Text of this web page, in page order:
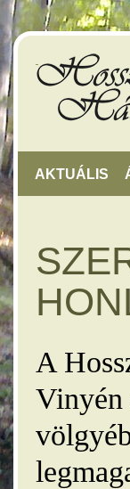
AKTUÁLIS
A
Vinyén